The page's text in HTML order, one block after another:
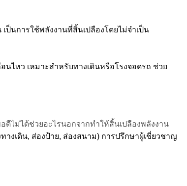
ป็นการใช้พลังงานที่สิ้นเปลืองโดยไม่จำเป็น
นไหว เหมาะสำหรับทางเดินหรือโรงจอดรถ ช่วย
ดีไม่ได้ช่วยอะไรนอกจากทำให้สิ้นเปลืองพลังงาน
งเดิน, ส่องป้าย, ส่องสนาม) การปรึกษาผู้เชี่ยวชาญ